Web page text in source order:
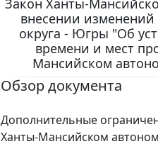
внесении
округа - Югры "Об
времени и мест
Мансийском
Обзор документа
Дополнительные
Ханты-Мансийском